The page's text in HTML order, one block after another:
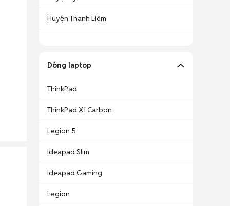
Huyện Thanh Liêm
Dòng laptop
ThinkPad
ThinkPad X1 Carbon
Legion 5
Ideapad Slim
Ideapad Gaming
Legion